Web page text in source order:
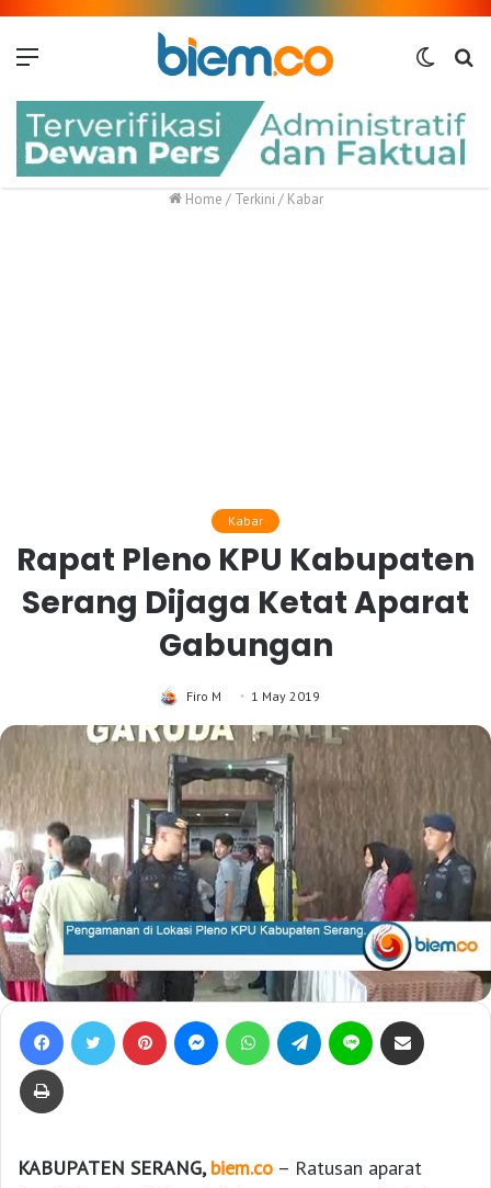
Switch
Home / Terkini / Kabar
Kabar
Rapat Pleno KPU Kabupaten
Serang Dijaga Ketat Aparat
Gabungan
Firo M 1 May 2019
KABUPATEN SERANG, biem.co – Ratusan aparat